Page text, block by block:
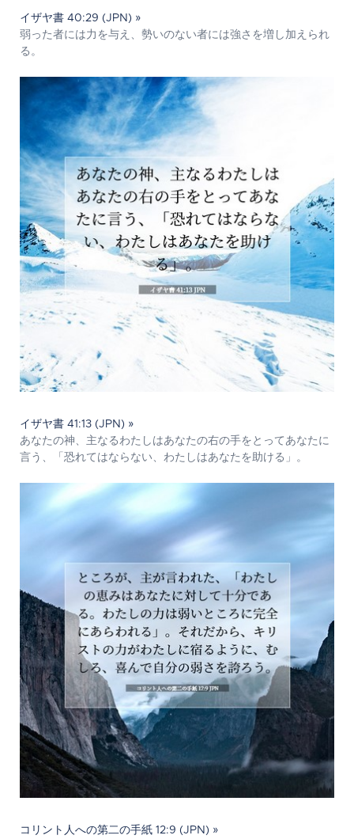
イザヤ書 40:29 (JPN) »
弱った者には力を与え、勢いのない者には強さを増し加えられ
る。
イザヤ書 41:13 (JPN) »
あなたの神、主なるわたしはあなたの右の手をとってあなたに
言う、「恐れてはならない、わたしはあなたを助ける」。
コリント人への第二の手紙 12:9 (JPN) »